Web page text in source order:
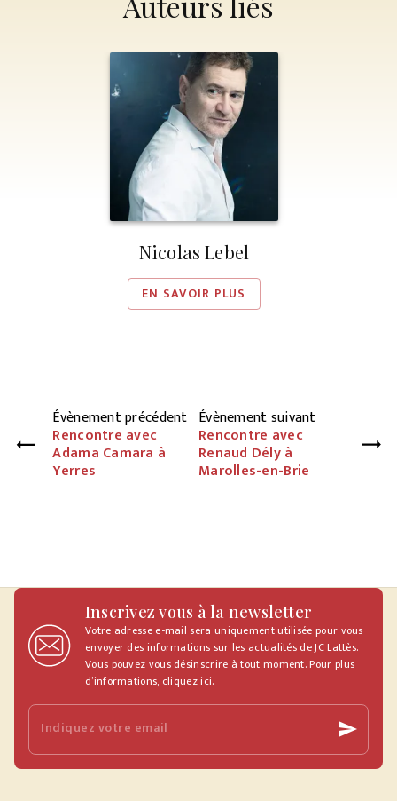
Nicolas Lebel
EN SAVOIR PLUS
Évènement précédent
Rencontre avec
Adama Camara à
Yerres
Évènement suivant
Rencontre avec
Renaud Dély à
Marolles-en-Brie
Inscrivez vous à la newsletter
Votre adresse e-mail sera uniquement utilisée pour vous
envoyer des informations sur les actualités de JC Lattès.
Vous pouvez vous désinscrire à tout moment. Pour plus
d’informations, cliquez ici.
Indiquez votre email send